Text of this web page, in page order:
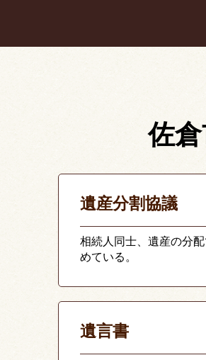
佐
遺産分割協議
相続人同士、遺産の分配
めている。
遺言書